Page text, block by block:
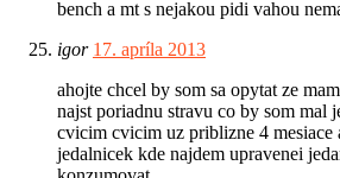
bench a mt s nejakou pidi vahou
igor 17. apríla 2013
ahojte chcel by som sa opytat ze
najst poriadnu stravu co by som mal
cvicim cvicim uz priblizne 4 mesiace
jedalnicek kde najdem upravenei